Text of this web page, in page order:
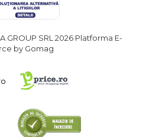
GROUP SRL 2026 Platforma E-
by Gomag